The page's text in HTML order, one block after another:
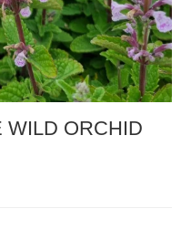
WILD ORCHID